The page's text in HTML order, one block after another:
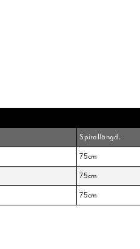
Spirallängd.
75cm
75cm
75cm